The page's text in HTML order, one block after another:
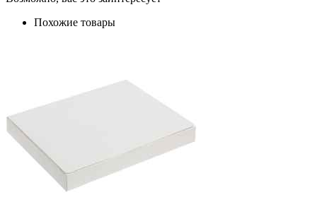
Похожие товары